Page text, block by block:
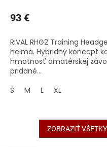
93 €
RIVAL RHG2 Training
helma. Hybridný koncept
hmotnosť amatérskej
pridané...
S
M L XL
ZOBRAZIŤ